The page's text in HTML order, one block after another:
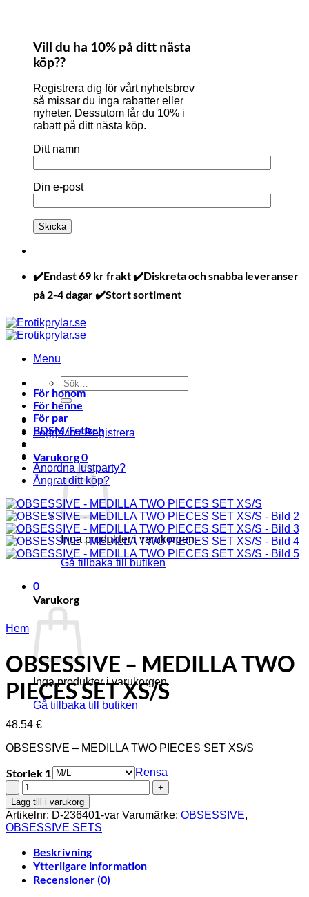
Vill du ha 10% på ditt nästa
köp??
Registrera dig för vårt nyhetsbrev
så missar du inga rabatter eller
nyheter. Dessutom får du 10% i
rabatt på ditt nästa köp.
Ditt namn
Din e-post
✔️Endast 69 kr frakt ✔️Diskreta och snabba leveranser
på 2-4 dagar ✔️Stort sortiment
Menu
Sök
efter:
Logga in / Registrera
Varukorg0
Inga produkter i varukorgen.
Gå tillbaka till butiken
0
Varukorg
Inga produkter i varukorgen.
Gå tillbaka till butiken
För honom
För henne
För par
BDSM/Fetisch
Anordna lustparty?
Ångrat ditt köp?
Hem
OBSESSIVE – MEDILLA TWO
PIECES SET XS/S
48.54 €
OBSESSIVE – MEDILLA TWO PIECES SET XS/S
Storlek 1
Rensa
OBSESSIVE
-
MEDILLA
TWO
PIECES
SET
XS/S
mängd
Lägg till i varukorg
Artikelnr: D-236401-var Varumärke: OBSESSIVE,
OBSESSIVE SETS
Beskrivning
Ytterligare information
Recensioner (0)